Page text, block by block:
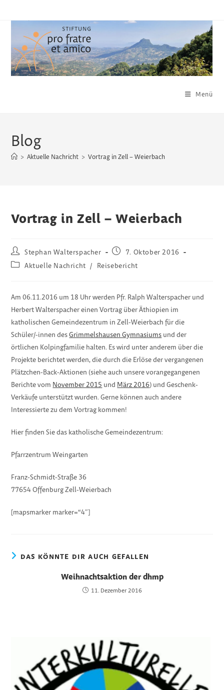
Menü
Blog
> Aktuelle Nachricht > Vortrag in Zell – Weierbach
Vortrag in Zell – Weierbach
Beitrags-
Autor:
Stephan Walterspacher
Beitrag7. Oktober 2016
Beitrags-
Aktuelle Nachricht / Reisebericht
Am 06.11.2016 um 18 Uhr werden Pfr. Ralph Walterspacher und
Herbert Walterspacher einen Vortrag über Äthiopien im
katholischen Gemeindezentrum in Zell-Weierbach für die
Schüler/-innen desGrimmelshausen Gymnasiums und der
örtlichen Kolpingfamilie halten. Es wird unter anderem über die
Projekte berichtet werden, die durch die Erlöse der vergangenen
Plätzchen-Back-Aktionen (siehe auch unsere vorangegangenen
Berichte vom November 2015 und März 2016) und Geschenk-
Verkäufe unterstützt wurden. Gerne können auch andere
Interessierte zu dem Vortrag kommen!
Hier finden Sie das katholische Gemeindezentrum:
Pfarrzentrum Weingarten
Franz-Schmidt-Straße 36
77654 Offenburg Zell-Weierbach
[mapsmarker marker=“4″]
DAS KÖNNTE DIR AUCH GEFALLEN
Weihnachtsaktion der dhmp
11. Dezember 2016